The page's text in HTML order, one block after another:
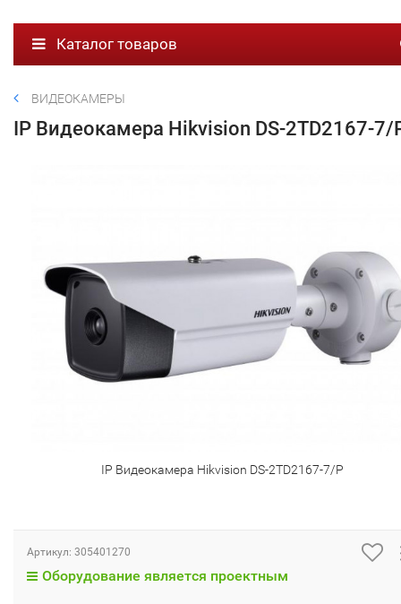
Каталог товаров
ВИДЕОКАМЕРЫ
IP Видеокамера Hikvision DS-2TD2167-7/
IP Видеокамера Hikvision DS-2TD2167-7/P
Артикул: 305401270
Оборудование является проектным